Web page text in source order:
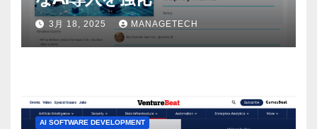
3月 18, 2025 MANAGETECH
AI SOFTWARE DEVELOPMENT